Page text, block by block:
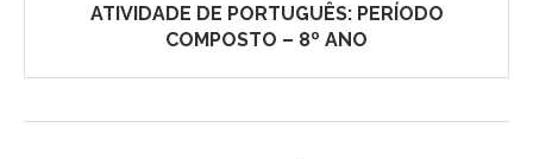
ATIVIDADE DE PORTUGUÊS: PERÍODO
COMPOSTO – 8º ANO